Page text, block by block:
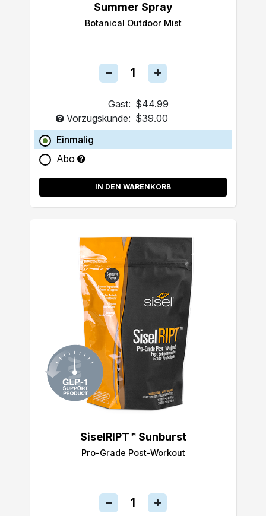
Summer Spray
Botanical Outdoor Mist
Gast: $44.99
Vorzugskunde: $39.00
Einmalig
Abo
IN DEN WARENKORB
SiselRIPT™ Sunburst
Pro-Grade Post-Workout